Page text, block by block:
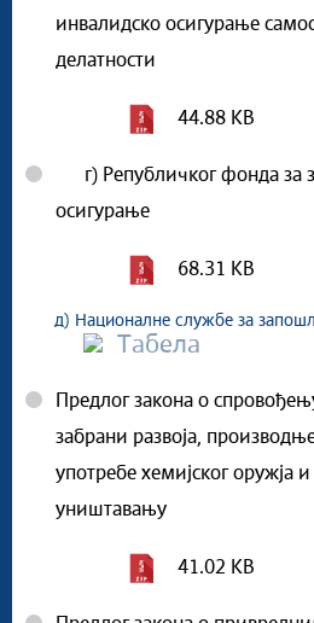
инвалидско осигурање
делатности
44.88 KB
г) Републичког фонда за
осигурање
68.31 KB
д) Националне службе за
Табела
Предлог закона о
забрани развоја,
употребе хемијског оружја
уништавању
41.02 KB